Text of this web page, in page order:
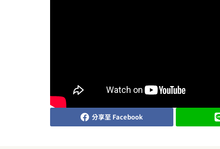
分享至 Facebook